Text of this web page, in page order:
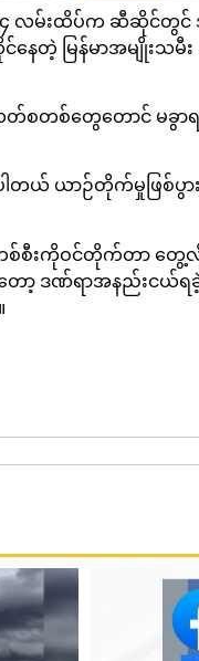
န် ၁၄ လမ်းထိပ်က ဆီဆို
မြန်မာအမျိုးသမီ
စ်တွေတောင် မခွာရသ
ပါတယ် ယာဉ်တိုက်မှုဖ
တစ်စီးကိုဝင်တိုက်တာ
ာ့ ဒဏ်ရာအနည်းငယ်ရ